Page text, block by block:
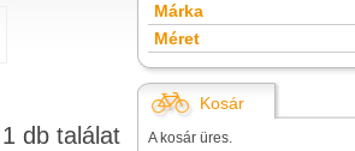
1 db találat
Márka
Méret
Kosár
A kosár üres.